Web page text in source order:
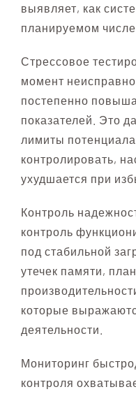
выявляет, как
планируемом
Стрессовое
момент
постепенно
показателей. Это
лимиты
контролировать,
ухудшается при
Контроль
контроль
под стабильной
утечек памяти,
которые
деятельности.
Мониторинг
контроля